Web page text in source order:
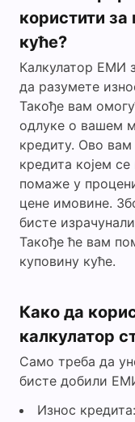
користити
куће?
Калкулатор ЕМИ
да разумете
Такође вам
одлуке о вашем
кредиту. Ово вам
кредита којем
помаже у
цене имовине.
бисте
Такође ће вам
куповину куће.
Како да
калкулатор
Само треба да
бисте добили
Износ